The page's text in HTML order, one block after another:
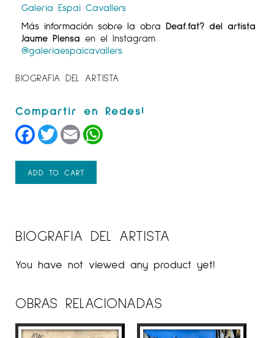
Galeria Espai Cavallers
Más información sobre la obra Deaf.fat? del artista
Jaume Plensa en el Instagram
@galeriaespaicavallers
BIOGRAFIA DEL ARTISTA
Facebook
TwitterEmail
ADD TO CART
BIOGRAFIA DEL ARTISTA
You have not viewed any product yet!
OBRAS RELACIONADAS